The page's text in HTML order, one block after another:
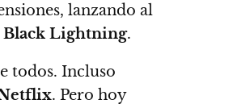
lanzando al
Black Lightning.
todos. Incluso
. Pero hoy